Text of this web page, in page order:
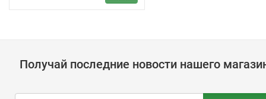
Получай последние новости нашего